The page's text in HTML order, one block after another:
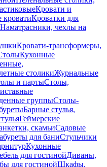
Кровати и
кроватиКроватки для
Наматрасники, чехлы на
Кровати-трансформеры,
Кухонные
столикиЖурнальные
и партыСтолы,
группыСтолы-
Барные стулья,
Геймерские
скамьиСадовые
для баниСтульчики
Кухонные
для гостинойДиваны,
для гостинойШкафы,